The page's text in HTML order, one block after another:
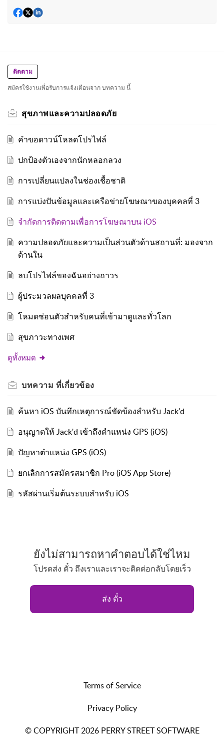
ติดตาม
สมัครใช้งานเพื่อรับการแจ้งเตือนจาก บทความ นี้
สุขภาพและความปลอดภัย
คำขอดาวน์โหลดโปรไฟล์
ปกป้องตัวเองจากนักหลอกลวง
การเปลี่ยนแปลงในช่องเชื้อชาติ
การแบ่งปันข้อมูลและเครือข่ายโฆษณาของบุคคลที่ 3
จำกัดการติดตามเพื่อการโฆษณาบน iOS
ความปลอดภัยและความเป็นส่วนตัวด้านสถานที่: มองจาก
ด้านใน
ลบโปรไฟล์ของฉันอย่างถาวร
ผู้ประมวลผลบุคคลที่ 3
โหมดซ่อนตัวสำหรับคนที่เข้ามาดูและทั่วโลก
สุขภาวะทางเพศ
ดูทั้งหมด
บทความ ที่เกี่ยวข้อง
ค้นหา iOS บันทึกเหตุการณ์ขัดข้องสำหรับ Jack'd
อนุญาตให้ Jack'd เข้าถึงตำแหน่ง GPS (iOS)
ปัญหาตำแหน่ง GPS (iOS)
ยกเลิกการสมัครสมาชิก Pro (iOS App Store)
รหัสผ่านเริ่มต้นระบบสำหรับ iOS
ยังไม่สามารถหาคำตอบได้ใช่ไหม
โปรดส่ง ตั๋ว ถึงเราและเราจะติดต่อกลับโดยเร็ว
ส่ง ตั๋ว
Terms of Service
Privacy Policy
© COPYRIGHT 2026 PERRY STREET SOFTWARE